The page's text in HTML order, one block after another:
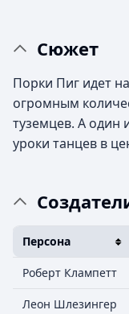
Сюжет
Порки Пиг идет
огромным
туземцев. А один
уроки танцев в
Персона
Роберт Клампетт
Леон Шлезингер